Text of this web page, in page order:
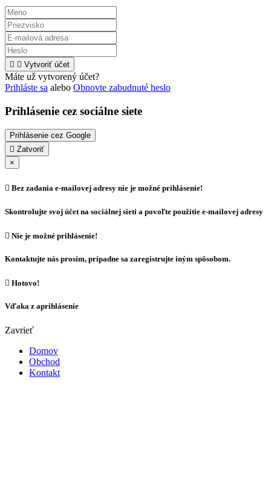
  Vytvoriť účet
Máte už vytvorený účet?
Prihláste sa alebo Obnovte zabudnuté heslo
Prihlásenie cez sociálne siete
Prihlásenie cez Google
 Zatvoriť
×
 Bez zadania e-mailovej adresy nie je možné prihlásenie!
Skontrolujte svoj účet na sociálnej sieti a povoľte použitie e-mailovej adresy
 Nie je možné prihlásenie!
Kontaktujte nás prosím, prípadne sa zaregistrujte iným spôsobom.
 Hotovo!
Vďaka z aprihlásenie
Zavrieť
Domov
Obchod
Kontakt